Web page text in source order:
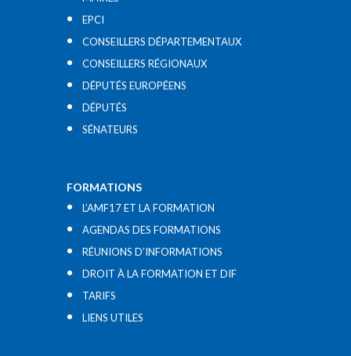
EPCI
CONSEILLERS DÉPARTEMENTAUX
CONSEILLERS RÉGIONAUX
DÉPUTÉS EUROPÉENS
DÉPUTÉS
SÉNATEURS
FORMATIONS
L’AMF17 ET LA FORMATION
AGENDAS DES FORMATIONS
RÉUNIONS D’INFORMATIONS
DROIT À LA FORMATION ET DIF
TARIFS
LIENS UTILES​